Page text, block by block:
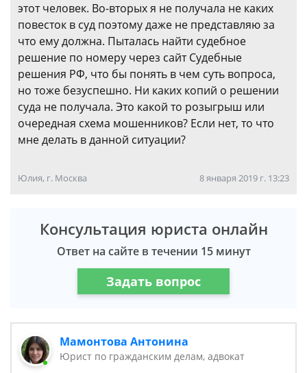
этот человек. Во-вторых я не получала не каких
повесток в суд поэтому даже не представляю за
что ему должна. Пыталась найти судебное
решение по номеру через сайт Судебные
решения РФ, что бы понять в чем суть вопроса,
но тоже безуспешно. Ни каких копий о решении
суда не получала. Это какой то розыгрыш или
очередная схема мошенников? Если нет, то что
мне делать в данной ситуации?
Юлия, г. Москва 8 января 2019 г. 13:23
Консультация юриста онлайн
Ответ на сайте в течении 15 минут
Задать вопрос
Мамонтова Антонина
Юрист по гражданским делам, адвокат